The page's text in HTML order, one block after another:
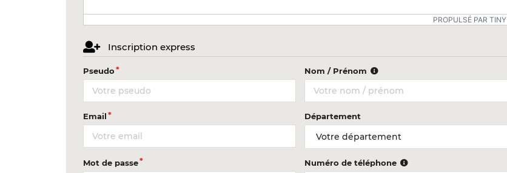
PROPULSÉ PAR TINY
Inscription express
Pseudo Nom / Prénom
Email Département
Mot de passe Numéro de téléphone